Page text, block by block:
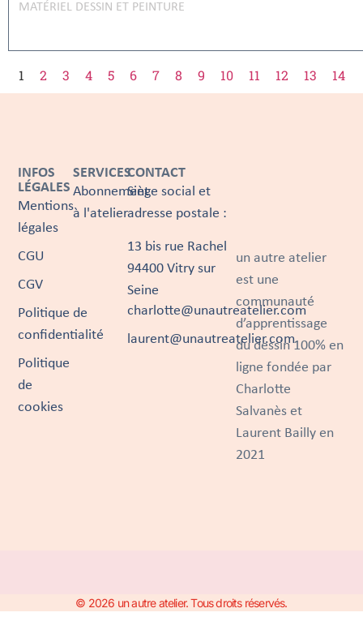
MATÉRIEL DESSIN ET PEINTURE
1 2 3 4 5 6 7 8 9 10 11 12 13 14
un autre atelier
est une
communauté
d’apprentissage
du dessin 100% en
ligne fondée par
Charlotte
Salvanès et
Laurent Bailly en
2021
SERVICES
Abonnement
à l'atelier
INFOS
LÉGALES
Mentions
légales
CGU
CGV
Politique de
confidentialité
Politique
de
cookies
CONTACT
Siège social et
adresse postale :
13 bis rue Rachel
94400 Vitry sur
Seine
charlotte@unautreatelier.com
laurent@unautreatelier.com
© 2026 un autre atelier. Tous droits réservés.